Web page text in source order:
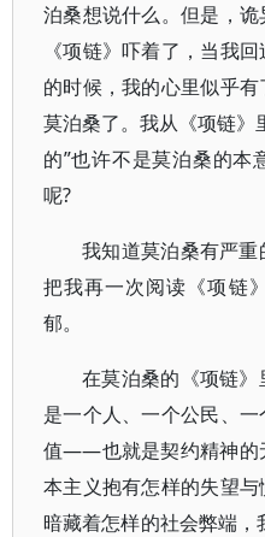
泊桑想说什么。但是，
《项链》吓着了，当我
的时候，我的心里似乎
莫泊桑了。我从《项链》
的”也许不是莫泊桑的本
呢?
我知道莫泊桑有严
把我再一次阅读《项链
郁。
在莫泊桑的《项链》
是一个人、一个公民、
值——也就是契约精神的
本主义抱有怎样的失望
暗藏着怎样的社会弊端，